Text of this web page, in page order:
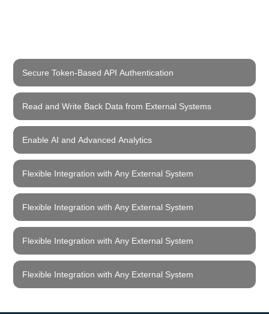
Secure Token-Based API Authentication
Read and Write Back Data from External Systems
Enable AI and Advanced Analytics
Flexible Integration with Any External System
Flexible Integration with Any External System
Flexible Integration with Any External System
Flexible Integration with Any External System